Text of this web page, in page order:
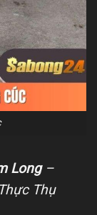
Long–
Thụ